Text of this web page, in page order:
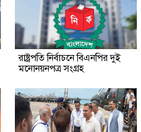
রাষ্ট্রপতি নির্বাচনে বিএনপির দুই
মনোনয়নপত্র সংগ্রহ